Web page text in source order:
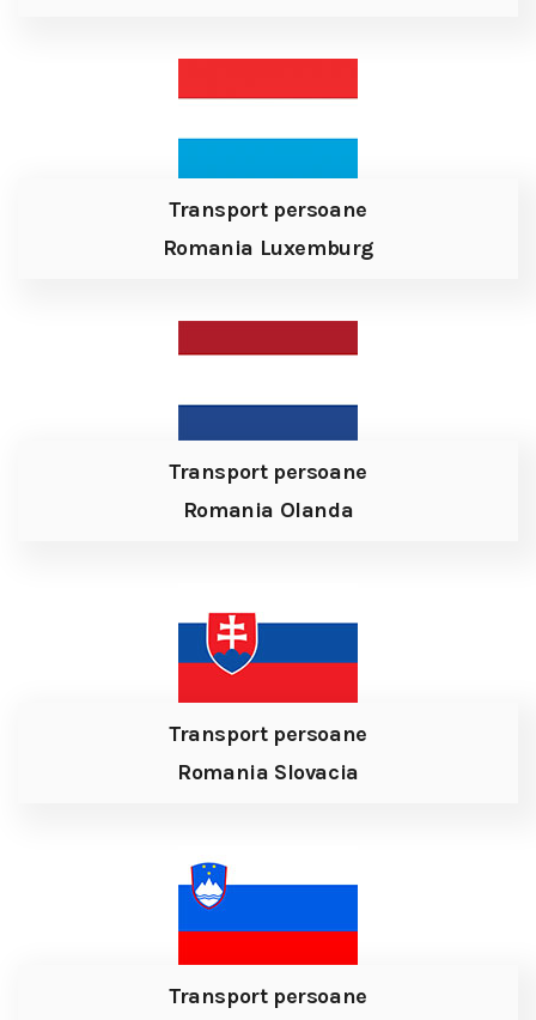
Transport persoane
Romania Luxemburg
Transport persoane
Romania Olanda
Transport persoane
Romania Slovacia
Transport persoane